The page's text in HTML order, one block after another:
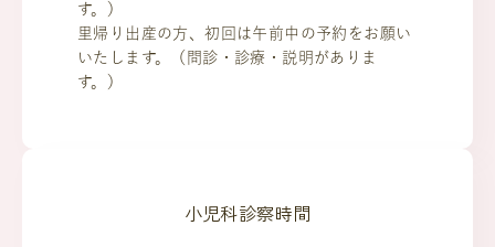
す。）
里帰り出産の方、初回は午前中の予約をお願い
いたします。（問診・診療・説明がありま
す。）
小児科診察時間